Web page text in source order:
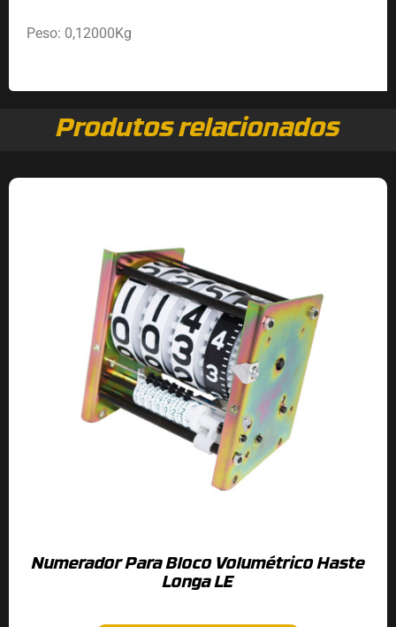
Peso: 0,12000Kg
Produtos relacionados
Numerador Para Bloco Volumétrico Haste
Longa LE